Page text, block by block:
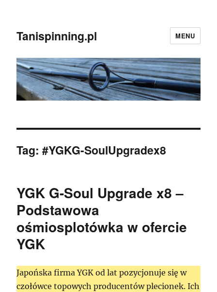
Tanispinning.pl MENU
Tag:#YGKG-SoulUpgradex8
YGK G-Soul Upgrade x8 –
Podstawowa
ośmiosplotówka w ofercie
YGK
Japońska firma YGK od lat pozycjonuje się w
czołówce topowych producentów plecionek. Ich